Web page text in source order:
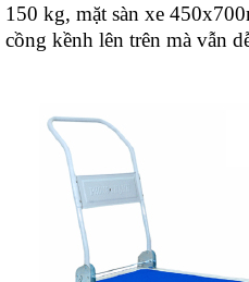
150 kg, mặt sàn xe
cồng kềnh lên trên mà vẫn